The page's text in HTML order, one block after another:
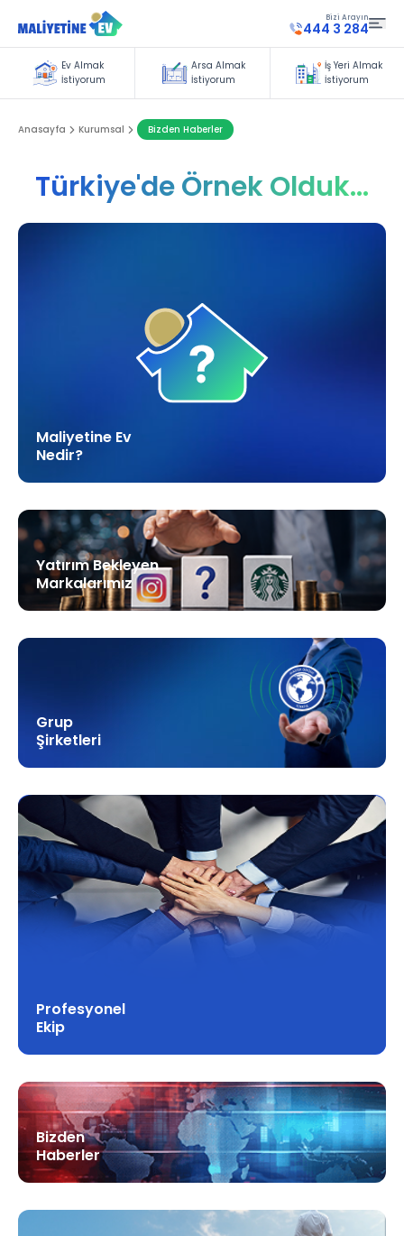
Bizi Arayın
444 3 284
Ev Almak
İstiyorum
Arsa Almak
İstiyorum
İş Yeri Almak
İstiyorum
Anasayfa Kurumsal Bizden Haberler
Türkiye'de Örnek Olduk...
Maliyetine Ev
Nedir?
Yatırım Bekleyen
Markalarımız
Grup
Şirketleri
Profesyonel
Ekip
Bizden
Haberler